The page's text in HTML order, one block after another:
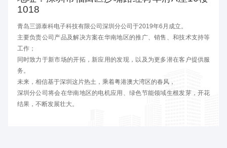
1018
青岛三源泰科电子科技有限公司深圳分公司于2019年6月成立。
主要负责公司产品及解决方案在华南地区的推广、销售、和技术支持等
工作；
同时致力于新市场的开拓，新应用的发现，以及为更多潜在客户提供服
务。
未来，相信基于深圳这片热土，乘着粤港澳大湾区的春风，
深圳分公司将会在华南地区的电机应用、绿色节能领域生根发芽，开花
结果，不断发展壮大。